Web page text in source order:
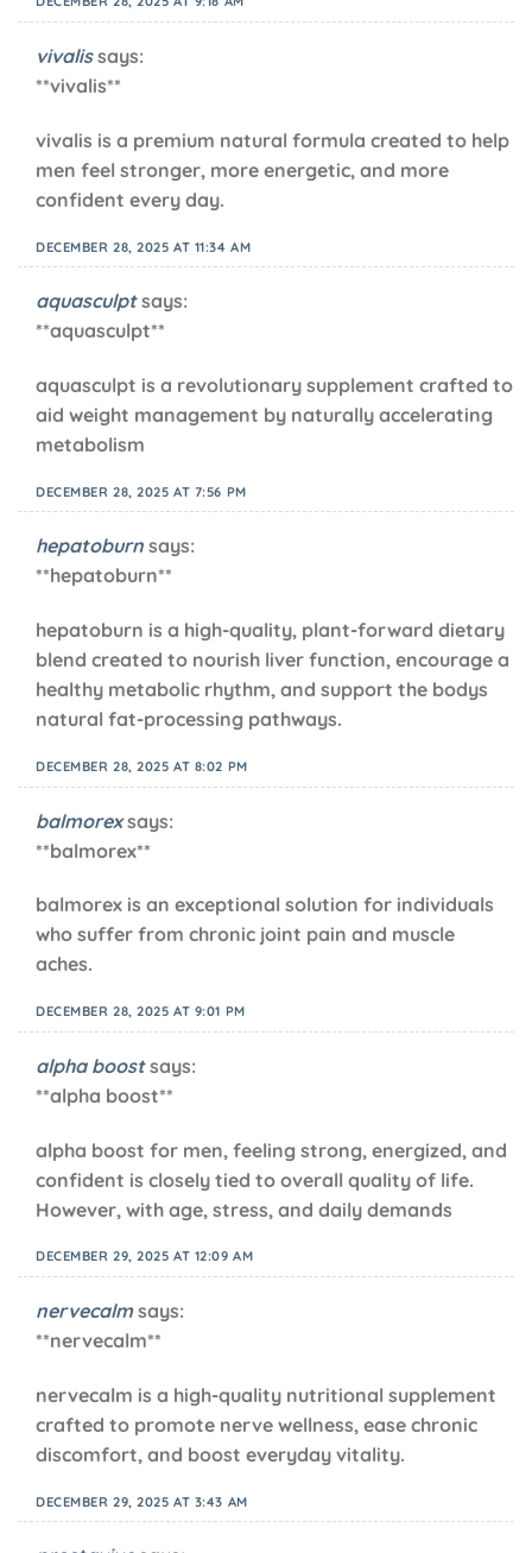
vivalis says:
**vivalis**
vivalis is a premium natural formula created to help
men feel stronger, more energetic, and more
confident every day.
DECEMBER 28, 2025 AT 11:34 AM
aquasculpt says:
**aquasculpt**
aquasculpt is a revolutionary supplement crafted to
aid weight management by naturally accelerating
metabolism
DECEMBER 28, 2025 AT 7:56 PM
hepatoburn says:
**hepatoburn**
hepatoburn is a high-quality, plant-forward dietary
blend created to nourish liver function, encourage a
healthy metabolic rhythm, and support the bodys
natural fat-processing pathways.
DECEMBER 28, 2025 AT 8:02 PM
balmorex says:
**balmorex**
balmorex is an exceptional solution for individuals
who suffer from chronic joint pain and muscle
aches.
DECEMBER 28, 2025 AT 9:01 PM
alpha boost says:
**alpha boost**
alpha boost for men, feeling strong, energized, and
confident is closely tied to overall quality of life.
However, with age, stress, and daily demands
DECEMBER 29, 2025 AT 12:09 AM
nervecalm says:
**nervecalm**
nervecalm is a high-quality nutritional supplement
crafted to promote nerve wellness, ease chronic
discomfort, and boost everyday vitality.
DECEMBER 29, 2025 AT 3:43 AM